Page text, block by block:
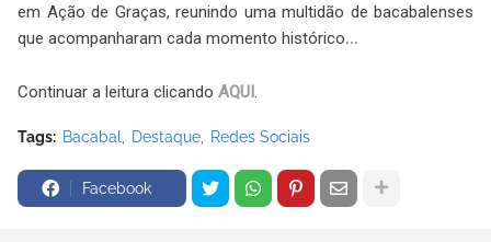
em Ação de Graças, reunindo uma multidão de bacabalenses
que acompanharam cada momento histórico...
Continuar a leitura clicando AQUI.
Tags: Bacabal Destaque Redes Sociais
Facebook